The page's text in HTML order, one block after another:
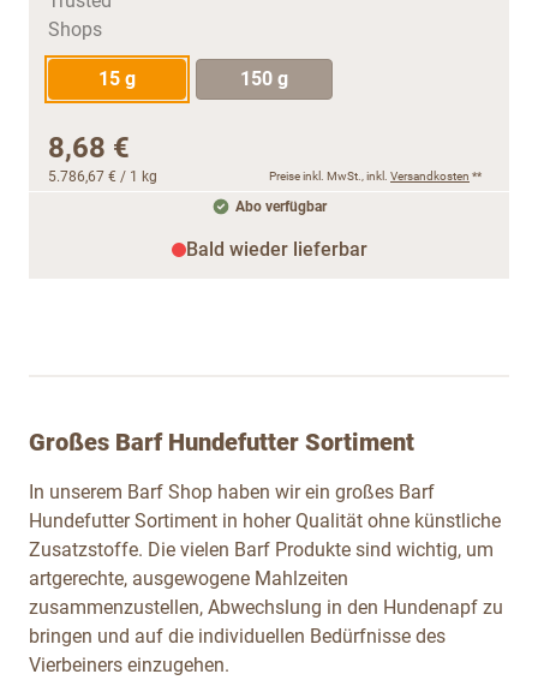
15 g 150 g
8,68 €
5.786,67 € / 1 kg Preise inkl. MwSt., inkl. Versandkosten **
Abo verfügbar
Bald wieder lieferbar
Großes Barf Hundefutter Sortiment
In unserem Barf Shop haben wir ein großes Barf
Hundefutter Sortiment in hoher Qualität ohne künstliche
Zusatzstoffe. Die vielen Barf Produkte sind wichtig, um
artgerechte, ausgewogene Mahlzeiten
zusammenzustellen, Abwechslung in den Hundenapf zu
bringen und auf die individuellen Bedürfnisse des
Vierbeiners einzugehen.